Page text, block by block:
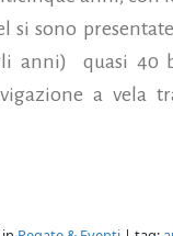
si sono
anni) quasi 40
a vela